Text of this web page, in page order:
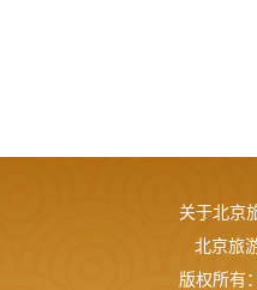
关于北京
北京旅
版权所有